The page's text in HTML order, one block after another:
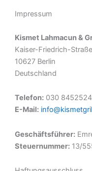
Impressum
Kismet Lahmacun &
Kaiser-Friedrich-
10627 Berlin
Deutschland
Telefon: 030
E-Mail:
Geschäftsführer:
Steuernummer: 13/